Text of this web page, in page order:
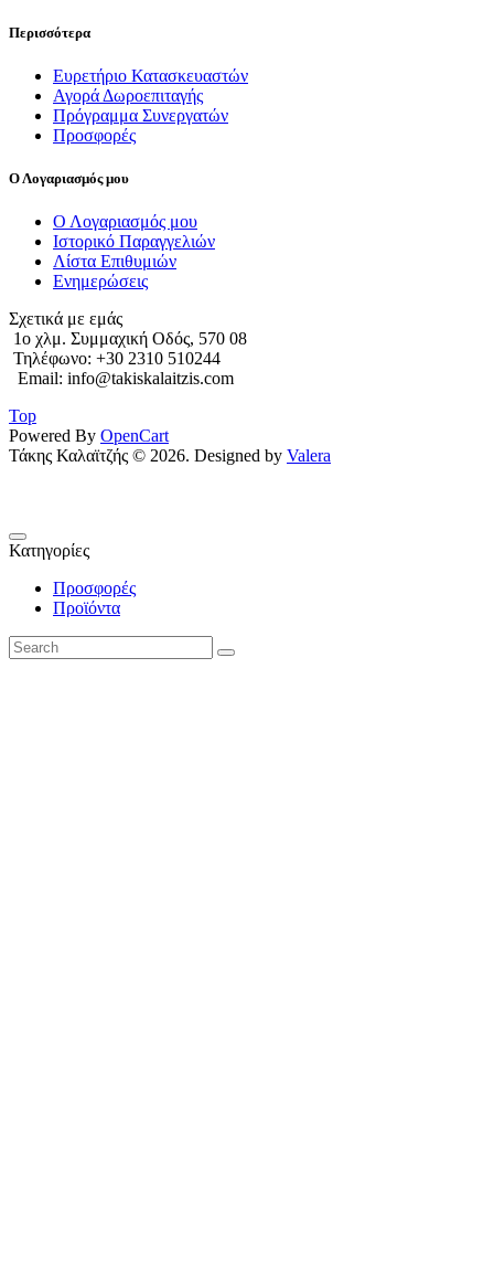
Περισσότερα
Ευρετήριο Κατασκευαστών
Αγορά Δωροεπιταγής
Πρόγραμμα Συνεργατών
Προσφορές
Ο Λογαριασμός μου
Ο Λογαριασμός μου
Ιστορικό Παραγγελιών
Λίστα Επιθυμιών
Ενημερώσεις
Σχετικά με εμάς
1o χλμ. Συμμαχική Οδός, 570 08
Τηλέφωνο: +30 2310 510244
Email: info@takiskalaitzis.com
Top
Powered By OpenCart
Τάκης Καλαϊτζής © 2026. Designed by Valera
Κατηγορίες
Προσφορές
Προϊόντα